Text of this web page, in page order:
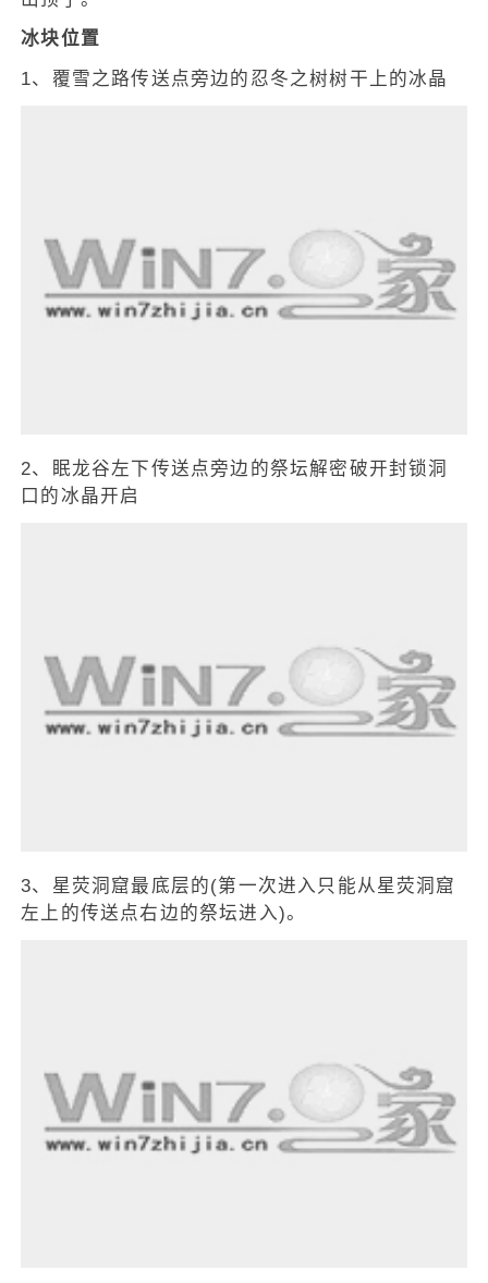
冰块位置
1、覆雪之路传送点旁边的忍冬之树树干上的冰晶
2、眠龙谷左下传送点旁边的祭坛解密破开封锁洞
口的冰晶开启
3、星荧洞窟最底层的(第一次进入只能从星荧洞窟
左上的传送点右边的祭坛进入)。